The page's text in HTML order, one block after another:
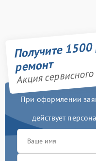
Получите
ремонт
Акция
При оформлении
действует